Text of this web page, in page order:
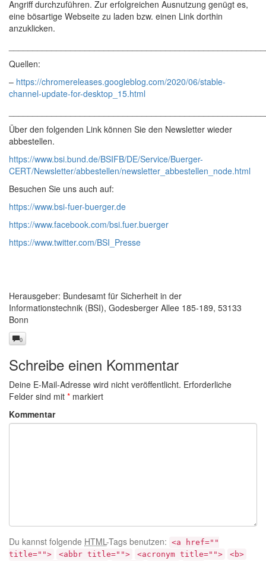
Angriff durchzuführen. Zur erfolgreichen Ausnutzung genügt es,
eine bösartige Webseite zu laden bzw. einen Link dorthin
anzuklicken.
Quellen:
– https://chromereleases.googleblog.com/2020/06/stable-
channel-update-for-desktop_15.html
Über den folgenden Link können Sie den Newsletter wieder
abbestellen.
https://www.bsi.bund.de/BSIFB/DE/Service/Buerger-
CERT/Newsletter/abbestellen/newsletter_abbestellen_node.html
Besuchen Sie uns auch auf:
https://www.bsi-fuer-buerger.de
https://www.facebook.com/bsi.fuer.buerger
https://www.twitter.com/BSI_Presse
Herausgeber: Bundesamt für Sicherheit in der
Informationstechnik (BSI), Godesberger Allee 185-189, 53133
Bonn
0
Schreibe einen Kommentar
Deine E-Mail-Adresse wird nicht veröffentlicht. Erforderliche
Felder sind mit * markiert
Kommentar
Du kannst folgende HTML-Tags benutzen: <a href=""
title="">
<abbr title=""> <acronym title="">
<b>